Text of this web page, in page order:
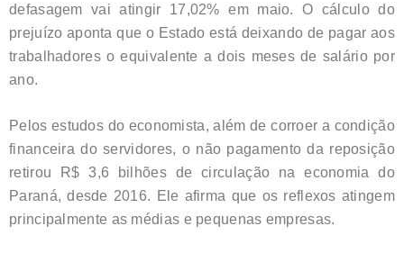
defasagem vai atingir 17,02% em maio. O cálculo do
prejuízo aponta que o Estado está deixando de pagar aos
trabalhadores o equivalente a dois meses de salário por
ano.
Pelos estudos do economista, além de corroer a condição
financeira do servidores, o não pagamento da reposição
retirou R$ 3,6 bilhões de circulação na economia do
Paraná, desde 2016. Ele afirma que os reflexos atingem
principalmente as médias e pequenas empresas.